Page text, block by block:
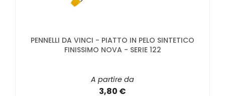
PENNELLI DA VINCI - PIATTO IN PELO SINTETICO
FINISSIMO NOVA - SERIE 122
A partire da
3,80 €